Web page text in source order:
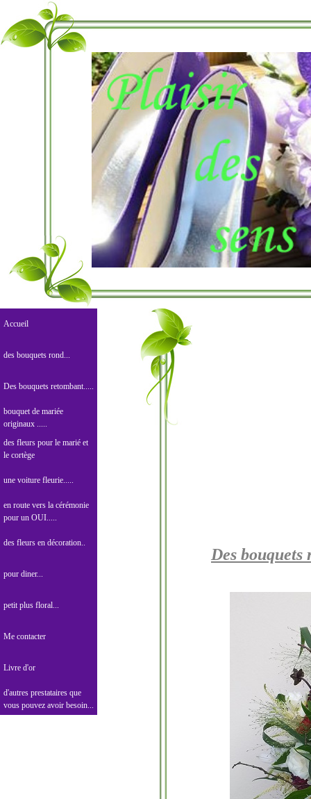
Accueil
des bouquets rond...
Des bouquets retombant.....
bouquet de mariée
originaux .....
des fleurs pour le marié et
le cortège
une voiture fleurie.....
en route vers la cérémonie
pour un OUI.....
des fleurs en décoration..
pour diner...
petit plus floral...
Me contacter
Livre d'or
d'autres prestataires que
vous pouvez avoir besoin...
Des bouquets